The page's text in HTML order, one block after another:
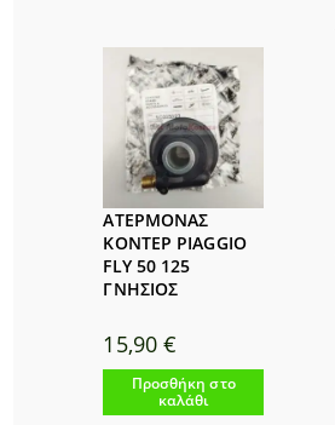
ΑΤΕΡΜΟΝΑΣ
ΚΟΝΤΕΡ PIAGGIO
FLY 50 125
ΓΝΗΣΙΟΣ
15,90€
Προσθήκη στο
καλάθι